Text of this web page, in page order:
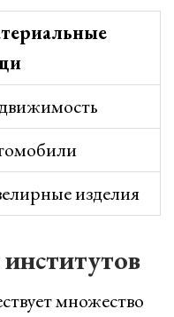
изделия
множество